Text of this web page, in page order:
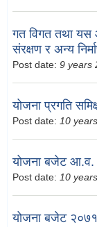
गत विगत तथा यस
संरक्षण र अन्य
Post date: 9 years
योजना प्रगति
Post date: 10
योजना बजेट
Post date: 10
योजना बजेट